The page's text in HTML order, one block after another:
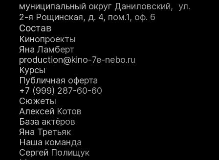
муниципальный округ Даниловский, ул.
2-я Рощинская, д. 4, пом.1, оф. 6
Состав
Кинопроекты
Яна Ламберт
production@kino-7e-nebo.ru
Курсы
Публичная оферта
+7 (999) 287-60-60
Сюжеты
Алексей Котов
База актёров
Яна Третьяк
Наша команда
Сергей Полищук